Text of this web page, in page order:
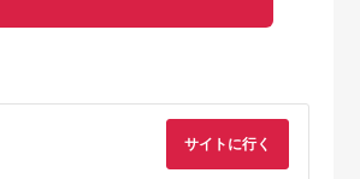
サイトに行く